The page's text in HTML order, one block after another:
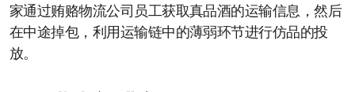
家通过贿赂物流公司员工获取真品酒的运输信息，然后
在中途掉包，利用运输链中的薄弱环节进行仿品的投
放。